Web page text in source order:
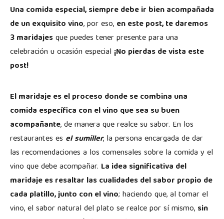
Una comida especial, siempre debe ir bien acompañada
de un exquisito vino, por eso, en este post, te daremos
3 maridajesque puedes tener presente para una
celebración u ocasión especial ¡No pierdas de vista este
post!
El maridaje es el proceso donde se combina una
comida específica con el vino que sea su buen
acompañante, de manera que realce su sabor. En los
restaurantes es el sumiller, la persona encargada de dar
las recomendaciones a los comensales sobre la comida y el
vino que debe acompañar. La idea significativa del
maridaje es resaltar las cualidades del sabor propio de
cada platillo, junto con el vino; haciendo que, al tomar el
vino, el sabor natural del plato se realce por sí mismo, sin